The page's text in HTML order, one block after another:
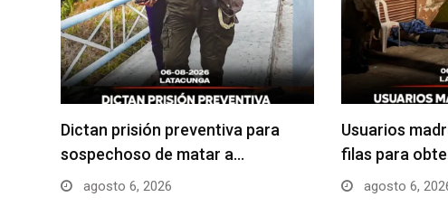
Dictan prisión preventiva para
sospechoso de matar a…
agosto 6, 2026
Usuarios
filas para
agosto 6,